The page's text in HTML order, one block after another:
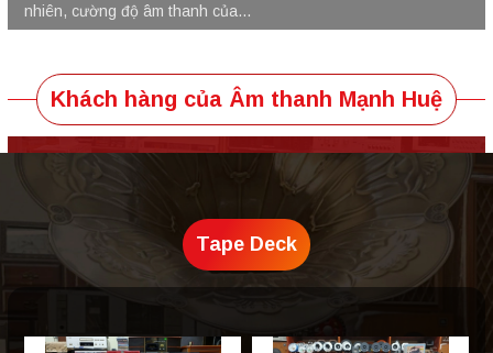
âm thanh của...
Khách hàng của Âm thanh Mạnh Huệ
Tape Deck